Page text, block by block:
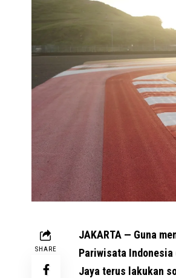
SHARE
JAKARTA — Guna
Pariwisata Indonesia
Jaya terus lakukan